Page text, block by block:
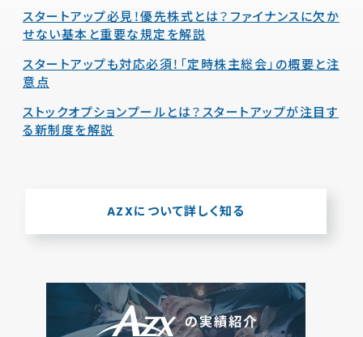
スタートアップ必見！優先株式とは？ファイナンスに欠か
せない基本と重要な規定を解説
スタートアップも対応必須！「定時株主総会」の概要と注
意点
ストックオプションプールとは？スタートアップが注目す
る新制度を解説
AZXについて詳しく知る